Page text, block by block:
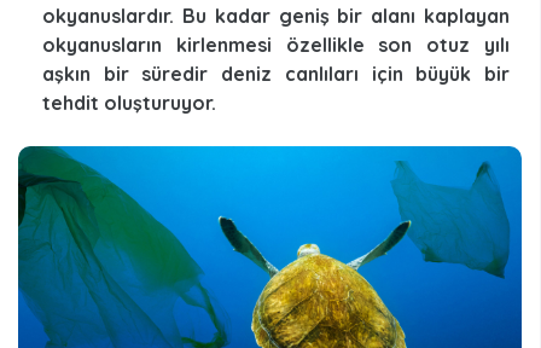
okyanuslardır. Bu kadar geniş bir alanı kaplayan
okyanusların kirlenmesi özellikle son otuz yılı
aşkın bir süredir deniz canlıları için büyük bir
tehdit oluşturuyor.